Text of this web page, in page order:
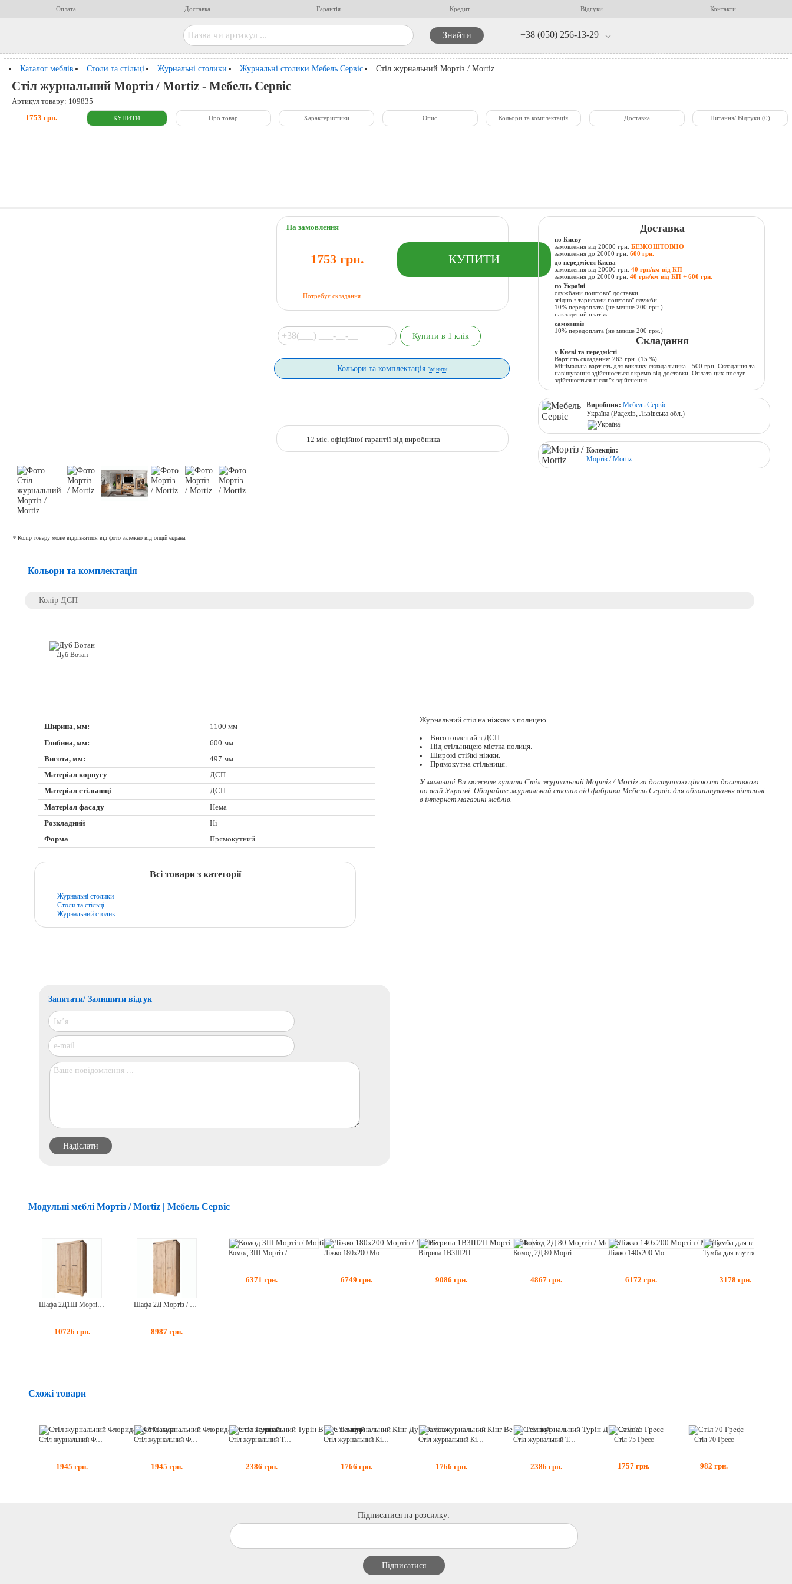
Оплата Доставка Гарантія Кредит Відгуки Контакти
+38 (050) 256-13-29
Каталог меблів Столи та стільці Журнальні столики Журнальні столики Мебель Сервіс Стіл журнальний Мортіз / Mortiz
Стіл журнальний Мортіз / Mortiz - Мебель Сервіс
Артикул товару: 109835
1753 грн. Про товар Характеристики Опис Кольори та комплектація Доставка Питання/ Відгуки (0)
* Колір товару може відрізнятися від фото залежно від опцій екрана.
На замовлення
1753 грн.
Потребує складання
Кольори та комплектація Змінити
12 міс. офіційної гарантії від виробника
Доставка
по Києву
замовлення від 20000 грн. БЕЗКОШТОВНО
замовлення до 20000 грн. 600 грн.
до передмістя Києва
замовлення від 20000 грн. 40 грн/км від КП
замовлення до 20000 грн. 40 грн/км від КП + 600 грн.
по Україні
службами поштової доставки
згідно з тарифами поштової служби
10% передоплата (не менше 200 грн.)
накладений платіж
самовивіз
10% передоплата (не менше 200 грн.)
Складання
у Києві та передмісті
Вартість складання: 263 грн. (15 %)
Мінімальна вартість для виклику складальника - 500 грн. Складання та
навішування здійснюється окремо від доставки. Оплата цих послуг
здійснюється після їх здійснення.
Виробник: Мебель Сервіс
Україна (Радехів, Львівська обл.)
Колекція:
Мортіз / Mortiz
Кольори та комплектація
Колір ДСП
Дуб Вотан
Ширина, мм:
1100 мм
Глибина, мм:
600 мм
Висота, мм:
497 мм
Матеріал корпусу
ДСП
Матеріал стільниці
ДСП
Матеріал фасаду
Нема
Розкладний
Ні
Форма
Прямокутний
Всі товари з категорії
Журнальні столики
Столи та стільці
Журнальний столик
Журнальний стіл на ніжках з полицею.
Виготовлений з ДСП.
Під стільницею містка полиця.
Широкі стійкі ніжки.
Прямокутна стільниця.
У магазині Ви можете купити Стіл журнальний Мортіз / Mortiz за доступною ціною та доставкою
по всій Україні. Обирайте журнальний столиквід фабрики Мебель Сервіс для облаштування вітальні
в інтернет магазині меблів.
Запитати/ Залишити відгук
Модульні меблі Мортіз / Mortiz | Мебель Сервіс
10726 грн. 8987 грн.
6371 грн. 6749 грн. 9086 грн.
Комод 2Д 80 Мортіз / Mortiz
4867 грн.
Ліжко 140х200 Мортіз / Mortiz
6172 грн. 3178 грн.
Схожі товари
Стіл журнальний Флорида Дуб Самоа
1945 грн.
Стіл журнальний Флорида Венге Темний
1945 грн.
Стіл журнальний Турін Венге Темний
2386 грн. 1766 грн. 1766 грн.
Стіл журнальний Турін Дуб Самоа
2386 грн.
Стіл 75 Гресс
1757 грн.
Стіл 70 Гресс
982 грн.
Підписатися на розсилку: